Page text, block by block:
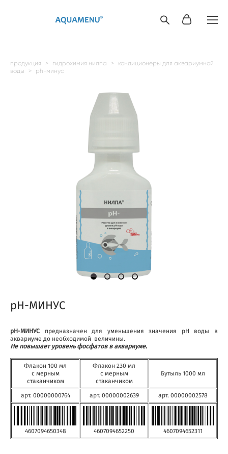
продукция > гидрохимия нилпа > кондиционеры для аквариумной
воды
> ph-минус
pH-МИНУС
pH-МИНУС предназначен для уменьшения значения рН воды в
аквариуме до необходимой величины.
Не повышает уровень фосфатов в аквариуме.
Флакон 100 мл
с мерным
стаканчиком
Флакон 230 мл
с мерным
стаканчиком
Бутыль 1000 мл
арт. 00000000764 арт. 00000002639 арт. 00000002578
4607094650348 4607094652250 4607094652311